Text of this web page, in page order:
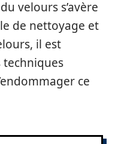
velours s’avère
de nettoyage et
il est
ce